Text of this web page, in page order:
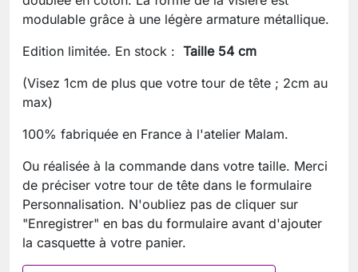
modulable grâce à une légère armature métallique.
Edition limitée. En stock : Taille 54 cm
(Visez 1cm de plus que votre tour de tête ; 2cm au
max)
100% fabriquée en France à l'atelier Malam.
Ou réalisée à la commande dans votre taille. Merci
de préciser votre tour de tête dans le formulaire
Personnalisation. N'oubliez pas de cliquer sur
"Enregistrer" en bas du formulaire avant d'ajouter
la casquette à votre panier.